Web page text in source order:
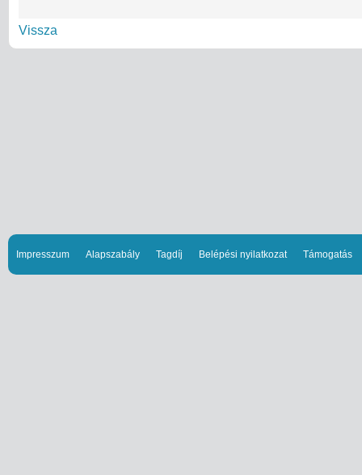
Vissza
Impresszum Alapszabály Tagdíj Belépési nyilatkozat Támogatás